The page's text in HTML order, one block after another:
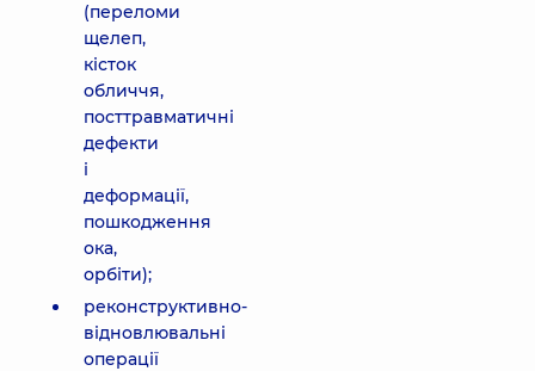
(переломи
щелеп,
кісток
обличчя,
посттравматичні
дефекти
і
деформації,
пошкодження
ока,
орбіти);
реконструктивно-
відновлювальні
операції